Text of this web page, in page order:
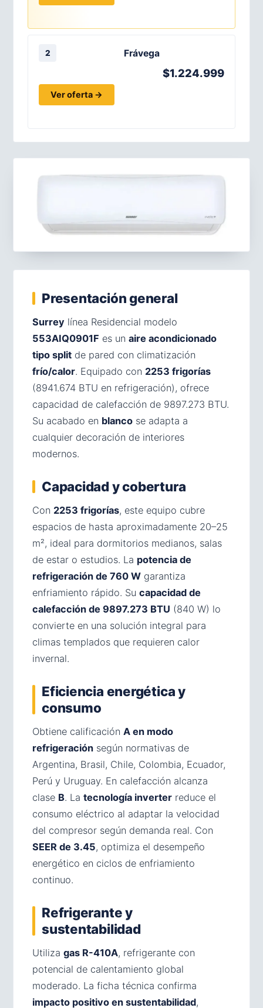
2 Frávega
$1.224.999
Ver oferta →
Presentación general
Surrey línea Residencial modelo
553AIQ0901F es un aire acondicionado
tipo split de pared con climatización
frío/calor. Equipado con 2253 frigorías
(8941.674 BTU en refrigeración), ofrece
capacidad de calefacción de 9897.273 BTU.
Su acabado en blanco se adapta a
cualquier decoración de interiores
modernos.
Capacidad y cobertura
Con 2253 frigorías, este equipo cubre
espacios de hasta aproximadamente 20–25
m², ideal para dormitorios medianos, salas
de estar o estudios. La potencia de
refrigeración de 760 W garantiza
enfriamiento rápido. Su capacidad de
calefacción de 9897.273 BTU (840 W) lo
convierte en una solución integral para
climas templados que requieren calor
invernal.
Eficiencia energética y
consumo
Obtiene calificación A en modo
refrigeración según normativas de
Argentina, Brasil, Chile, Colombia, Ecuador,
Perú y Uruguay. En calefacción alcanza
clase B. La tecnología inverter reduce el
consumo eléctrico al adaptar la velocidad
del compresor según demanda real. Con
SEER de 3.45, optimiza el desempeño
energético en ciclos de enfriamiento
continuo.
Refrigerante y
sustentabilidad
Utiliza gas R-410A, refrigerante con
potencial de calentamiento global
moderado. La ficha técnica confirma
impacto positivo en sustentabilidad,